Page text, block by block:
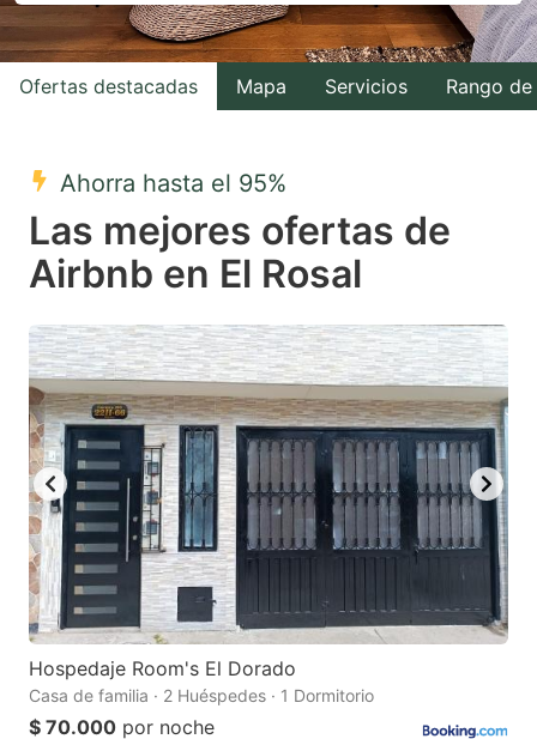
interact
with
the
select
a
date.
the
question
mark
key
to
get
the
keyboard
shortcuts
for
changing
interact
with
the
a
date.
the
question
mark
key
to
get
the
keyboard
shortcuts
changing
Ofertas destacadas Mapa Servicios Rango
Ahorra hasta el 95%
Las mejores ofertas de
Airbnb en El Rosal
Hospedaje Room's El Dorado
Casa de familia · 2 Huéspedes · 1 Dormitorio
$ 70.000 por noche